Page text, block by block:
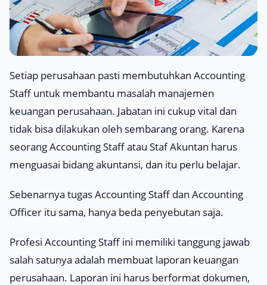
Setiap perusahaan pasti membutuhkan Accounting
Staff untuk membantu masalah manajemen
keuangan perusahaan. Jabatan ini cukup vital dan
tidak bisa dilakukan oleh sembarang orang. Karena
seorang Accounting Staff atau Staf Akuntan harus
menguasai bidang akuntansi, dan itu perlu belajar.
Sebenarnya tugas Accounting Staff dan Accounting
Officer itu sama, hanya beda penyebutan saja.
Profesi Accounting Staff ini memiliki tanggung jawab
salah satunya adalah membuat laporan keuangan
perusahaan. Laporan ini harus berformat dokumen,